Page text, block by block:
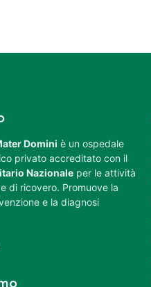
Domini è un ospedale
privato accreditato con il
Nazionale per le attività
di ricovero. Promuove la
e la diagnosi